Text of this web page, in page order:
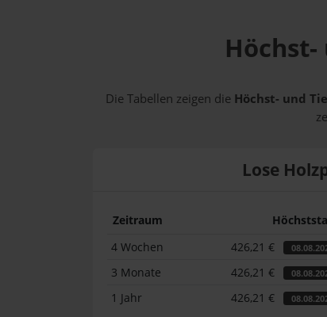
Die Tabellen zeigen die Höchst- und
Lose
Zeitraum
4 Wochen
426,21 €
3 Monate 426,21 €
1 Jahr 426,21 €